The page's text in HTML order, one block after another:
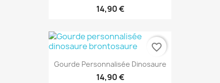
14,90 €
Gourde Personnalisée Dinosaure
14,90 €
favorite_border